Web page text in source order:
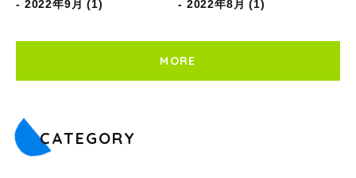
2022年9月 (1) 2022年8月 (1)
MORE
CATEGORY